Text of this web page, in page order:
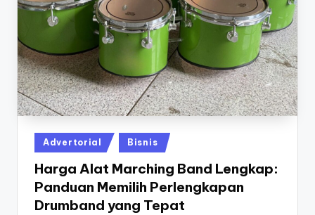
Posted
in
Advertorial Bisnis
Harga Alat Marching Band Lengkap:
Panduan Memilih Perlengkapan
Drumband yang Tepat